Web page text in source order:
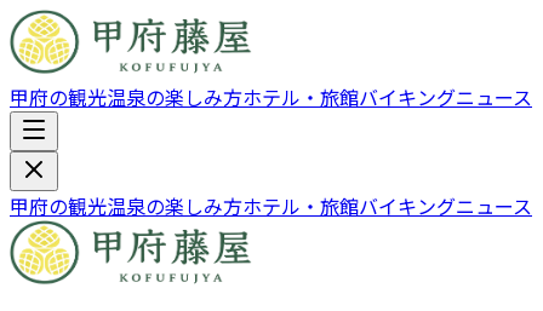
甲府の観光温泉の楽しみ方ホテル・旅館バイキングニュース
甲府の観光温泉の楽しみ方ホテル・旅館バイキングニュース